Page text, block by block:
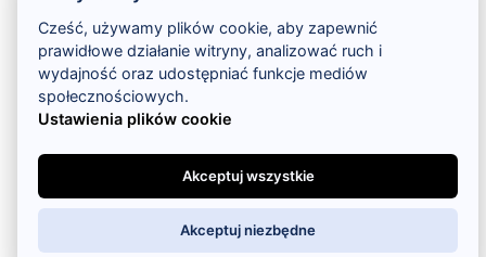
Polityka antymobbingowa i antydyskryminacyjna Muzeum Śląskiego w Katowicach
RODO
Cześć, używamy plików cookie, aby zapewnić
prawidłowe działanie witryny, analizować ruch i
wydajność oraz udostępniać funkcje mediów
społecznościowych.
Ustawienia plików cookie
Akceptuj wszystkie
Akceptuj niezbędne